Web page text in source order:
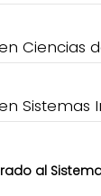
Ciencias
Sistemas
al